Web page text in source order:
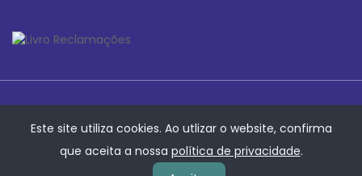
Este site utiliza cookies. Ao utlizar o website, confirma
que aceita a nossa política de privacidade.